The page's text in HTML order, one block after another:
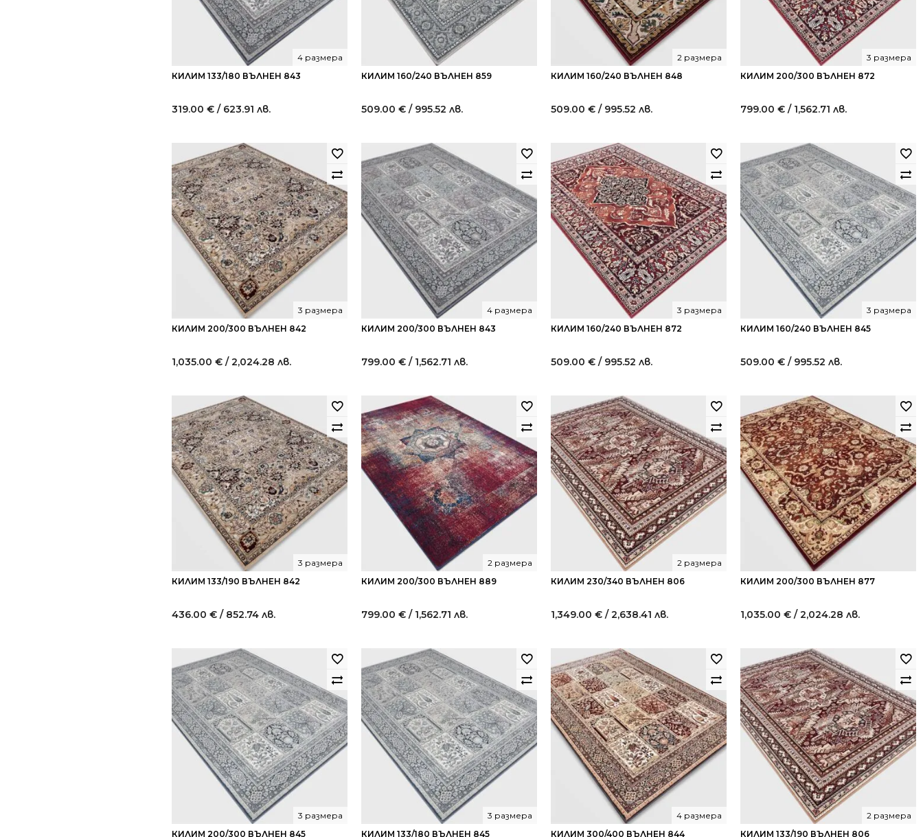
КИЛИМ 133/180 ВЪЛНЕН 843
4 размера
319.00 € / 623.91 лв.
КИЛИМ 160/240 ВЪЛНЕН 859
509.00 € / 995.52 лв.
КИЛИМ 160/240 ВЪЛНЕН 848
2 размера
509.00 € / 995.52 лв.
КИЛИМ 200/300 ВЪЛНЕН 872
3 размера
799.00 € / 1,562.71 лв.
КИЛИМ 200/300 ВЪЛНЕН 842
3 размера
1,035.00 € / 2,024.28 лв.
КИЛИМ 200/300 ВЪЛНЕН 843
4 размера
799.00 € / 1,562.71 лв.
КИЛИМ 160/240 ВЪЛНЕН 872
3 размера
509.00 € / 995.52 лв.
КИЛИМ 160/240 ВЪЛНЕН 845
3 размера
509.00 € / 995.52 лв.
КИЛИМ 133/190 ВЪЛНЕН 842
3 размера
436.00 € / 852.74 лв.
КИЛИМ 200/300 ВЪЛНЕН 889
2 размера
799.00 € / 1,562.71 лв.
КИЛИМ 230/340 ВЪЛНЕН 806
2 размера
1,349.00 € / 2,638.41 лв.
КИЛИМ 200/300 ВЪЛНЕН 877
1,035.00 € / 2,024.28 лв.
КИЛИМ 200/300 ВЪЛНЕН 845
3 размера
КИЛИМ 133/180 ВЪЛНЕН 845
3 размера
КИЛИМ 300/400 ВЪЛНЕН 844
4 размера
КИЛИМ 133/190 ВЪЛНЕН 806
2 размера